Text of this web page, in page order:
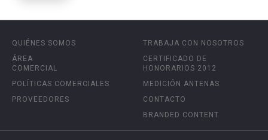
QUIÉNES SOMOS
ÁREA
COMERCIAL
POLÍTICAS COMERCIALES
PROVEEDORES
TRABAJA CON NOSOTROS
CERTIFICADO DE
HONORARIOS 2012
MEDICIÓN ANTENAS
CONTACTO
BRANDED CONTENT